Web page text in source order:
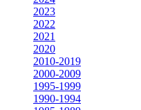
2023
2022
2021
2020
2010-2019
2000-2009
1995-1999
1990-1994